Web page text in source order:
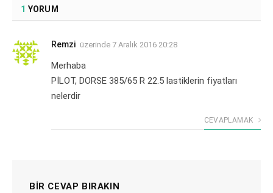
1 YORUM
Remzi üzerinde 7 Aralık 2016 20:28
Merhaba
PİLOT, DORSE 385/65 R 22.5 lastiklerin fiyatları
nelerdir
CEVAPLAMAK
BIR CEVAP BIRAKIN